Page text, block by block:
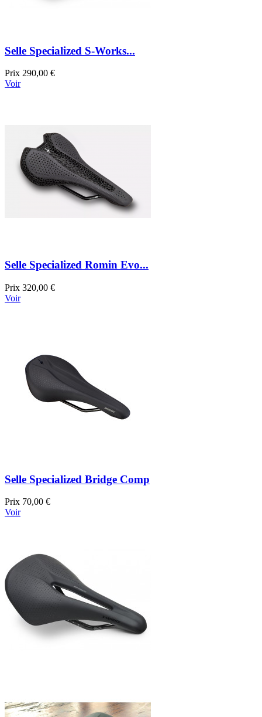
Selle Specialized S-Works...
Prix 290,00 €
Voir
Selle Specialized Romin Evo...
Prix 320,00 €
Voir
Selle Specialized Bridge Comp
Prix 70,00 €
Voir